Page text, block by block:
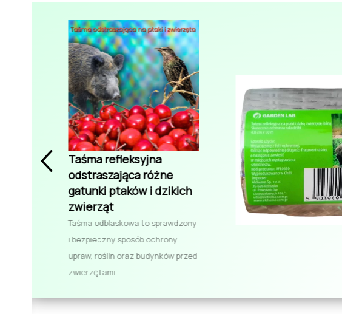
Taśma refleksyjna
odstraszająca różne
gatunki ptaków i dzikich
zwierząt
Taśma odblaskowa to sprawdzony
i bezpieczny sposób ochrony
upraw, roślin oraz budynków przed
zwierzętami.